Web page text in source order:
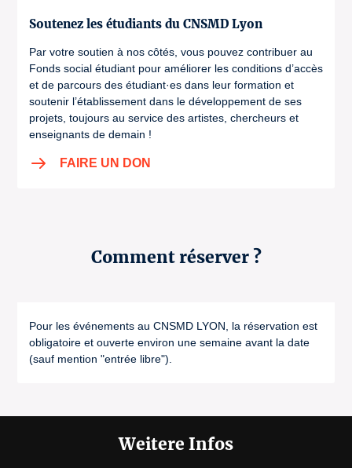
Soutenez les étudiants du CNSMD Lyon
Par votre soutien à nos côtés, vous pouvez contribuer au
Fonds social étudiant pour améliorer les conditions d’accès
et de parcours des étudiant·es dans leur formation et
soutenir l’établissement dans le développement de ses
projets, toujours au service des artistes, chercheurs et
enseignants de demain !
FAIRE UN DON
Comment réserver ?
Pour les événements au CNSMD LYON, la réservation est
obligatoire et ouverte environ une semaine avant la date
(sauf mention "entrée libre").
Weitere Infos